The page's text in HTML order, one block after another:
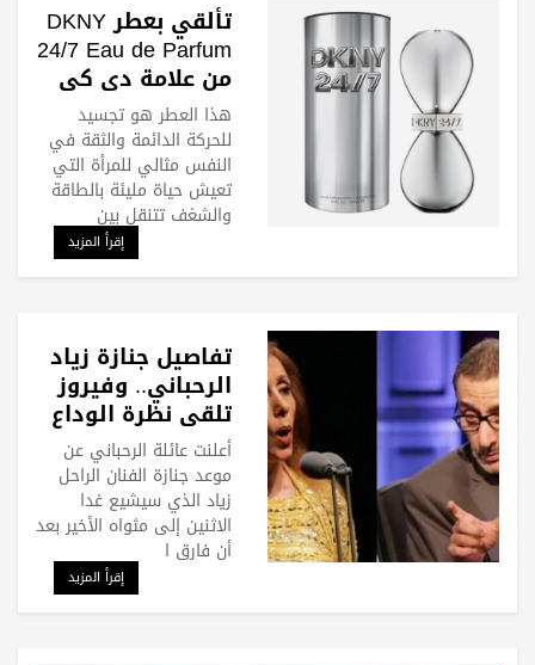
تألقي بعطر DKNY
24/7 Eau de Parfum
من علامة دي كي
إن واي
هذا العطر هو تجسيد
للحركة الدائمة والثقة في
النفس مثالي للمرأة التي
تعيش حياة مليئة بالطاقة
والشغف تتنقل بين
إقرأ المزيد
تفاصيل جنازة زياد
الرحباني.. وفيروز
تلقي نظرة الوداع
الأخيرة
أعلنت عائلة الرحباني عن
موعد جنازة الفنان الراحل
زياد الذي سيشيع غدا
الاثنين إلى مثواه الأخير بعد
أن فارق ا
إقرأ المزيد